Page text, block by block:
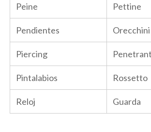
Peine Pettine
Pendientes Orecchini
Piercing
Pintalabios Rossetto
Reloj Guarda